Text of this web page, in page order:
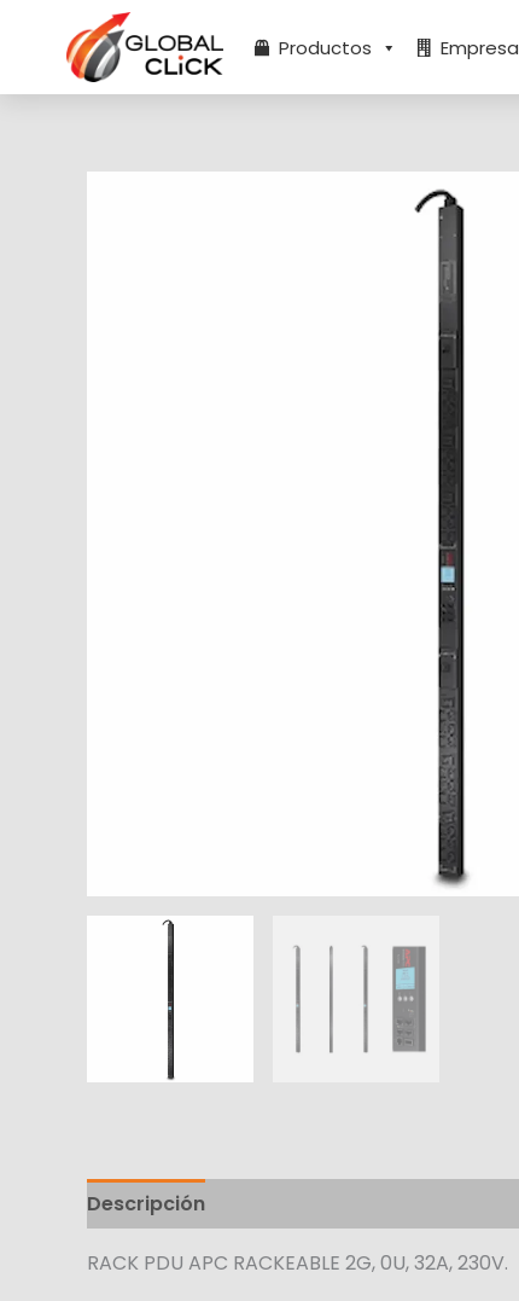
contenido
Productos Empresa
Descripción
RACK PDU APC RACKEABLE 2G, 0U, 32A, 230V.